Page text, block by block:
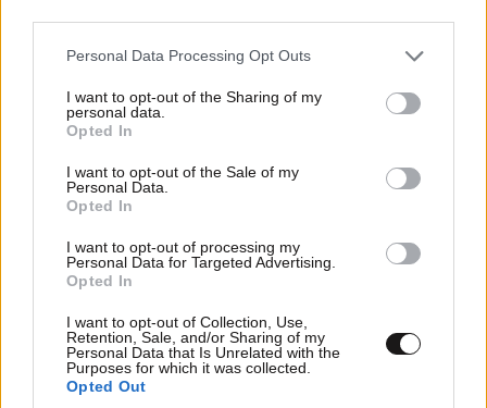
Please note that this website/app uses one or more Google
not limited to your visit or usage behaviour. You may click to
grant or deny consent to Google and its third-party tags to
use your data for below specified purposes in below Google
consent section.
Personal Data Processing Opt Outs
I want to opt-out of the Sharing of my
personal data.
Opted In
I want to opt-out of the Sale of my
Personal Data.
Opted In
I want to opt-out of processing my
Personal Data for Targeted Advertising.
Opted In
I want to opt-out of Collection, Use,
Retention, Sale, and/or Sharing of my
Personal Data that Is Unrelated with the
Purposes for which it was collected.
Opted Out
Ακολουθήστε τοNEWSBEASTστο
Google News